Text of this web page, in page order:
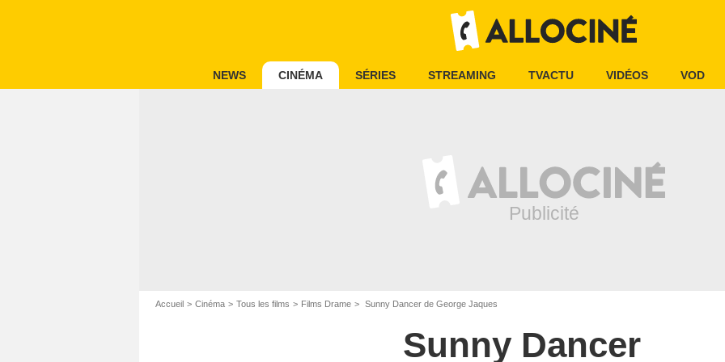
NEWS CINÉMA SÉRIES STREAMING TVACTU VIDÉOS VOD
Accueil Cinéma Tous les films Films Drame Sunny Dancer de George Jaques
Sunny Dancer